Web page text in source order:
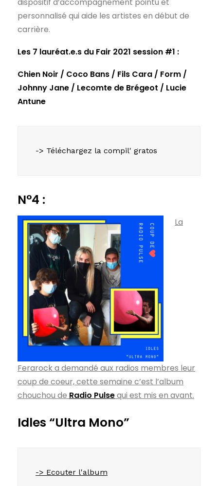
personnalisé qui aide les artistes en début de
carrière.
Les 7 lauréat.e.s du Fair 2021 session #1 :
Chien Noir / Coco Bans / Fils Cara / Form /
Johnny Jane / Lecomte de Brégeot / Lucie
Antune
-> Téléchargez la compil' gratos
N°4 :
La
Ferarock a demandé aux radios membres leur
coup de coeur, cette semaine c’est l’album
chouchou de Radio Pulsequi est mis en avant.
Idles “Ultra Mono”
-> Ecouter l'album